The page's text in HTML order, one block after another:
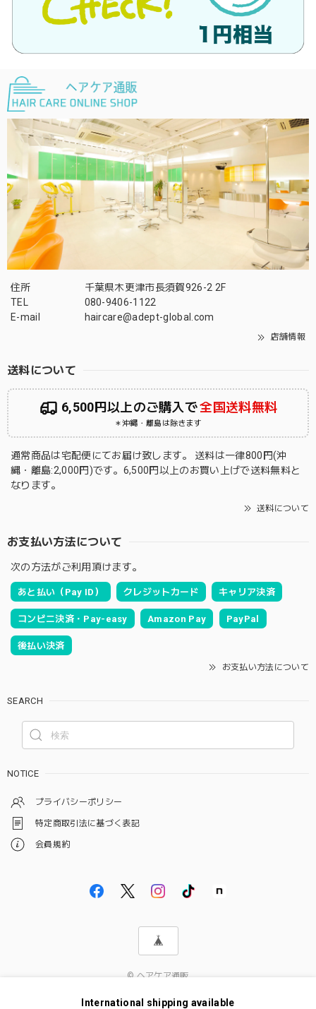
住所
千葉県木更津市長須賀926-2 2F
TEL
080-9406-1122
E-mail
haircare@adept-global.com
店舗情報
送料について
6,500円以上のご購入で全国送料無料
＊沖縄・離島は除きます
通常商品は宅配便にてお届け致します。 送料は一律800円(沖
縄・離島:2,000円)です。6,500円以上のお買い上げで送料無料と
なります。
送料について
お支払い方法について
次の方法がご利用頂けます。
あと払い（Pay ID） クレジットカード キャリア決済
コンビニ決済・Pay-easy Amazon Pay PayPal
後払い決済
お支払い方法について
SEARCH
NOTICE
プライバシーポリシー
特定商取引法に基づく表記
会員規約
© ヘアケア通販
International shipping available